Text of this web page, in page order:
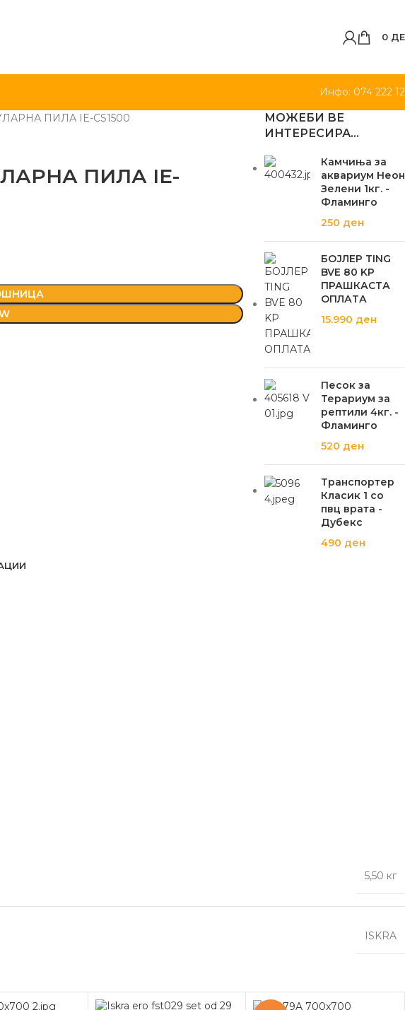
0
Инфо: 074 222
ПИЛА IE-CS1500
ПИЛА IE-
МОЖЕБИ ВЕ
ИНТЕРЕСИРА…
Камчиња за
аквариум Неон
Зелени 1кг. -
Фламинго
250 ден
БОЈЛЕР TING
BVE 80 KP
ПРАШКАСТА
ОПЛАТА
15.990 ден
Песок за
Терариум за
рептили 4кг. -
Фламинго
520 ден
Транспортер
Класик 1 со
пвц врата -
Дубекс
490 ден
5,50 кг
ISKRA